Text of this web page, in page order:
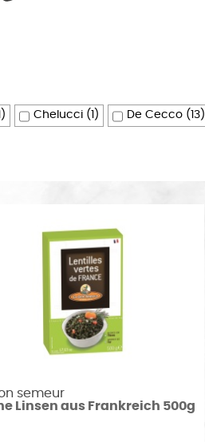
Chelucci (1) De Cecco (13)
semeur
Linsen aus Frankreich 500g